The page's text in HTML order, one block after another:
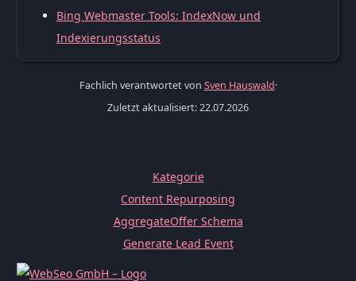
Bing Webmaster Tools: IndexNow und
Indexierungsstatus
Fachlich verantwortet von Sven Hauswald·
Zuletzt aktualisiert: 22.07.2026
Kategorie
Content Repurposing
AggregateOffer Schema
Generate Lead Event